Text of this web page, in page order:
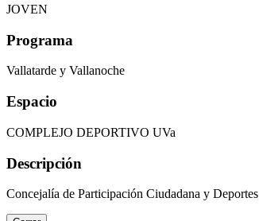
JOVEN
Programa
Vallatarde y Vallanoche
Espacio
COMPLEJO DEPORTIVO UVa
Descripción
Concejalía de Participación Ciudadana y Deportes